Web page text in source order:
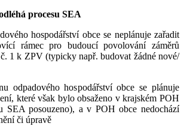
procesu SEA
hospodářství obce se neplánuje zařadit
rámec pro budoucí povolování záměrů
1 k ZPV (typicky např. budovat žádné nové/
hospodářství obce se plánuje
které však bylo obsaženo v krajském POH
SEA posouzeno), a v POH obce nedochází
či úpravě